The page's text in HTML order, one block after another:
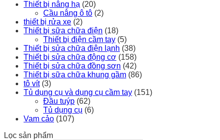
Thiết bị nâng hạ (20)
Cầu nâng ô tô (2)
thiết bị rửa xe (2)
Thiết bị sữa chữa điện (18)
Thiết bị điện cầm tay (5)
Thiết bị sửa chữa điện lạnh (38)
Thiết bị sửa chữa động cơ (158)
Thiết bị sửa chữa đồng sơn (42)
Thiết bị sữa chữa khung gầm (86)
tô vít (3)
Tủ dụng cụ và dụng cụ cầm tay (151)
Đầu tuýp (62)
Tủ dụng cụ (6)
Vam cảo (107)
Lọc sản phẩm